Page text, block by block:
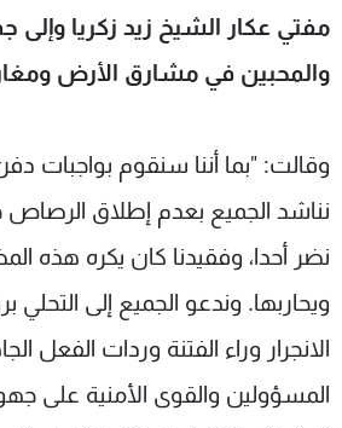
مفتي عكار الشيخ زيد زكريا وإلى
والمحبين في مشارق الأرض
وقالت: "بما أننا سنقوم بواجبات دفن
نناشد الجميع بعدم إطلاق الرصاص
نضر أحدا، وفقيدنا كان يكره هذه
ويحاربها. وندعو الجميع إلى التحلي
الانجرار وراء الفتنة وردات الفعل
المسؤولين والقوى الأمنية على